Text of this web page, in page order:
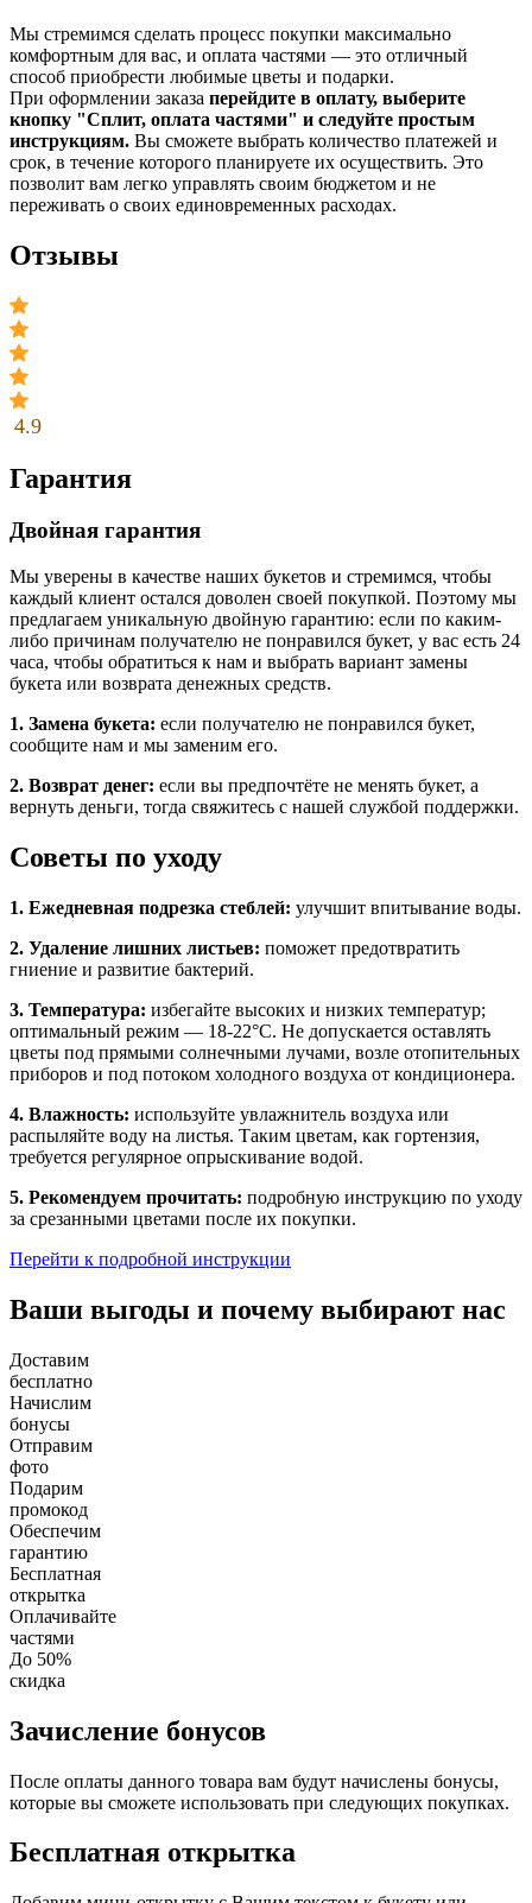
Мы стремимся сделать процесс покупки максимально
комфортным для вас, и оплата частями — это отличный
способ приобрести любимые цветы и подарки.
При оформлении заказа перейдите в оплату, выберите
кнопку "Сплит, оплата частями" и следуйте простым
инструкциям. Вы сможете выбрать количество платежей и
срок, в течение которого планируете их осуществить. Это
позволит вам легко управлять своим бюджетом и не
переживать о своих единовременных расходах.
Отзывы
4.9
Гарантия
Двойная гарантия
Мы уверены в качестве наших букетов и стремимся, чтобы
каждый клиент остался доволен своей покупкой. Поэтому мы
предлагаем уникальную двойную гарантию: если по каким-
либо причинам получателю не понравился букет, у вас есть 24
часа, чтобы обратиться к нам и выбрать вариант замены
букета или возврата денежных средств.
1. Замена букета: если получателю не понравился букет,
сообщите нам и мы заменим его.
2. Возврат денег: если вы предпочтёте не менять букет, а
вернуть деньги, тогда свяжитесь с нашей службой поддержки.
Советы по уходу
1. Ежедневная подрезка стеблей: улучшит впитывание воды.
2. Удаление лишних листьев: поможет предотвратить
гниение и развитие бактерий.
3. Температура: избегайте высоких и низких температур;
оптимальный режим — 18-22°C. Не допускается оставлять
цветы под прямыми солнечными лучами, возле отопительных
приборов и под потоком холодного воздуха от кондиционера.
4. Влажность: используйте увлажнитель воздуха или
распыляйте воду на листья. Таким цветам, как гортензия,
требуется регулярное опрыскивание водой.
5. Рекомендуем прочитать: подробную инструкцию по уходу
за срезанными цветами после их покупки.
Перейти к подробной инструкции
Ваши выгоды и почему выбирают нас
Доставим
бесплатно
Начислим
бонусы
Отправим
фото
Подарим
промокод
Обеспечим
гарантию
Бесплатная
открытка
Оплачивайте
частями
До 50%
скидка
Зачисление бонусов
После оплаты данного товара вам будут начислены бонусы,
которые вы сможете использовать при следующих покупках.
Бесплатная открытка